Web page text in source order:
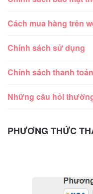
Cách mua hàng trên
Chính sách sử dụng
Chính sách thanh
Những câu hỏi
PHƯƠNG THỨC